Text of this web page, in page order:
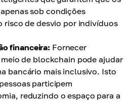
sob condições
risco de desvio por indivíduos
financeira: Fornecer
de blockchain pode ajudar
bancário mais inclusivo. Isto
participem
reduzindo o espaço para a